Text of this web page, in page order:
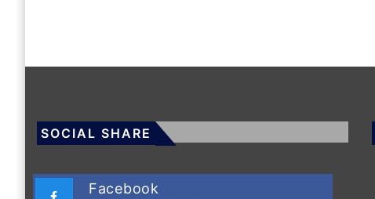
SOCIAL SHARE
Facebook